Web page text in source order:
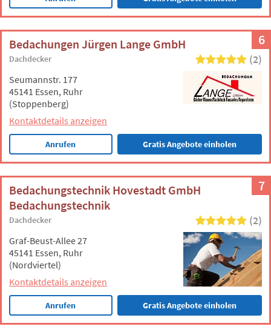
6
Bedachungen Jürgen Lange GmbH
Dachdecker (2)
Seumannstr. 177
45141 Essen, Ruhr
(Stoppenberg)
Kontaktdetails anzeigen
Anrufen Gratis Angebote einholen
7
Bedachungstechnik Hovestadt GmbH
Bedachungstechnik
Dachdecker (2)
Graf-Beust-Allee 27
45141 Essen, Ruhr
(Nordviertel)
Kontaktdetails anzeigen
Anrufen Gratis Angebote einholen